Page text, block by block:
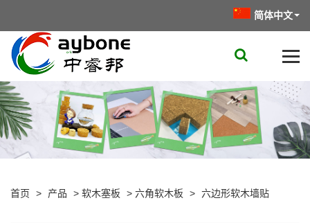
简体中文
首页 > 产品 > 软木塞板 > 六角软木板 > 六边形软木墙贴